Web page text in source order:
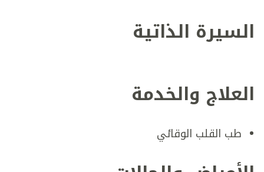
السيرة الذاتية
العلاج والخدمة
طب القلب الوقائي